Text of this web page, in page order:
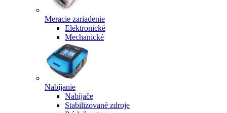
Meracie zariadenie
Elektronické
Mechanické
Nabíjanie
Nabíjače
Stabilizované zdroje